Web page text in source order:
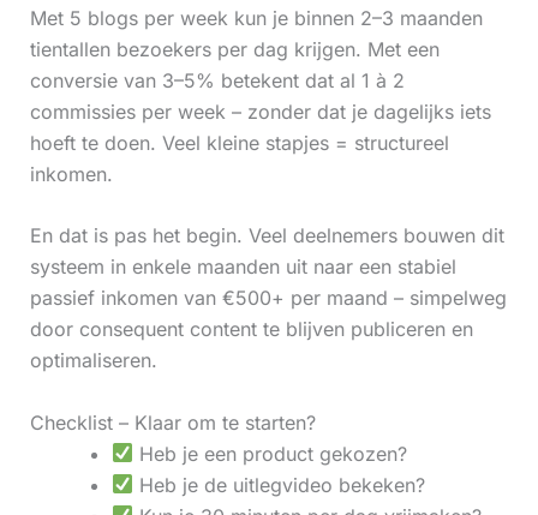
Met 5 blogs per week kun je binnen 2–3 maanden
tientallen bezoekers per dag krijgen. Met een
conversie van 3–5% betekent dat al 1 à 2
commissies per week – zonder dat je dagelijks iets
hoeft te doen. Veel kleine stapjes = structureel
inkomen.
En dat is pas het begin. Veel deelnemers bouwen dit
systeem in enkele maanden uit naar een stabiel
passief inkomen van €500+ per maand – simpelweg
door consequent content te blijven publiceren en
optimaliseren.
Checklist – Klaar om te starten?
Heb je een product gekozen?
Heb je de uitlegvideo bekeken?